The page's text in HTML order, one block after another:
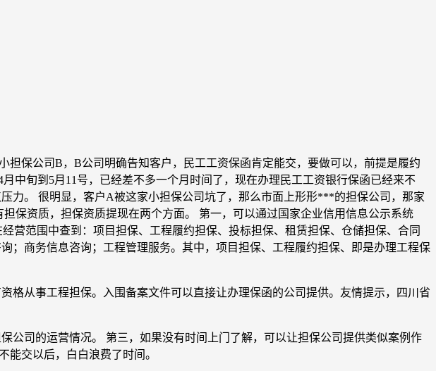
担保公司B，B公司明确告知客户，民工工资保函肯定能交，要做可以，前提是履约
中旬到5月11号，已经差不多一个月时间了，现在办理民工工资银行保函已经来不
力。 很明显，客户A被这家小担保公司坑了，那么市面上形形***的担保公司，那家
保资质，担保资质提现在两个方面。 第一，可以通过国家企业信用信息公示系统
营范围中查到：项目担保、工程履约担保、投标担保、租赁担保、仓储担保、合同
；商务信息咨询；工程管理服务。其中，项目担保、工程履约担保、即是办理工程保
格从事工程担保。入围备案文件可以直接让办理保函的公司提供。友情提示，四川省
公司的运营情况。 第三，如果没有时间上门了解，可以让担保公司提供类似案例作
交以后，白白浪费了时间。